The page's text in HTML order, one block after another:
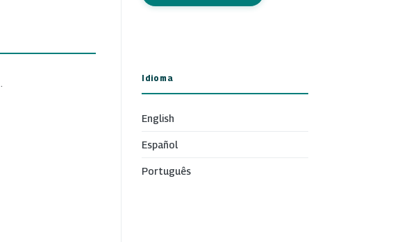
Idioma
English
Español
Português